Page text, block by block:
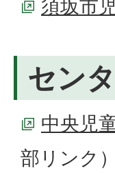
須坂市
セン
中央児
部リンク）